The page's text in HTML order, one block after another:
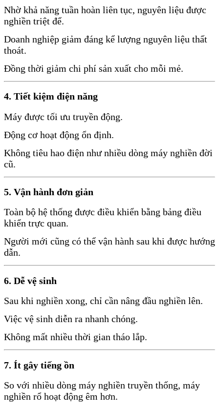
Nhờ khả năng tuần hoàn liên tục, nguyên liệu được
nghiền triệt để.
Doanh nghiệp giảm đáng kể lượng nguyên liệu thất
thoát.
Đồng thời giảm chi phí sản xuất cho mỗi mẻ.
4. Tiết kiệm điện năng
Máy được tối ưu truyền động.
Động cơ hoạt động ổn định.
Không tiêu hao điện như nhiều dòng máy nghiền đời
cũ.
5. Vận hành đơn giản
Toàn bộ hệ thống được điều khiển bằng bảng điều
khiển trực quan.
Người mới cũng có thể vận hành sau khi được hướng
dẫn.
6. Dễ vệ sinh
Sau khi nghiền xong, chỉ cần nâng đầu nghiền lên.
Việc vệ sinh diễn ra nhanh chóng.
Không mất nhiều thời gian tháo lắp.
7. Ít gây tiếng ồn
So với nhiều dòng máy nghiền truyền thống, máy
nghiền rổ hoạt động êm hơn.